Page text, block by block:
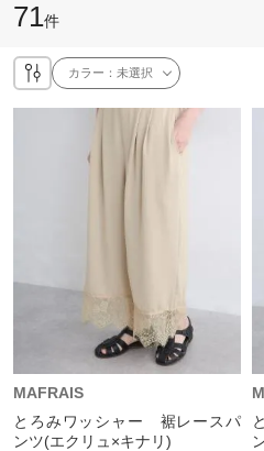
71件
カラー：未選択
MAFRAIS
とろみワッシャー 裾レースパ
ンツ(エクリュ×キナリ)